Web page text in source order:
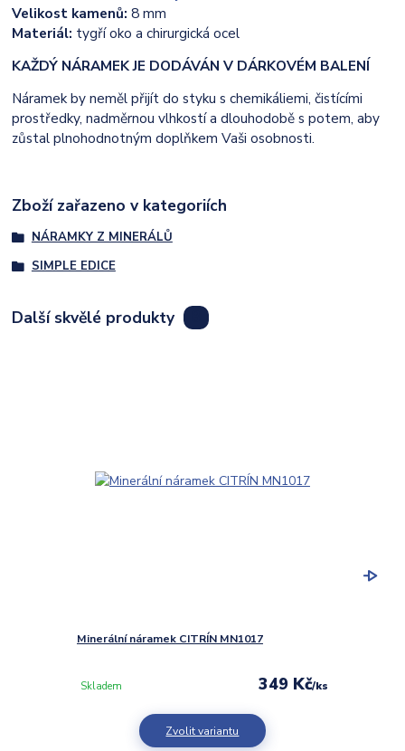
Velikost kamenů:8 mm
Materiál: tygří oko a chirurgická ocel
KAŽDÝ NÁRAMEK JE DODÁVÁN V DÁRKOVÉM BALENÍ
Náramek by neměl přijít do styku s chemikáliemi, čistícími
prostředky, nadměrnou vlhkostí a dlouhodobě s potem, aby
zůstal plnohodnotným doplňkem Vaši osobnosti.
Zboží zařazeno v kategoriích
NÁRAMKY Z MINERÁLŮ
SIMPLE EDICE
Další skvělé produkty
Minerální náramek CITRÍN MN1017
349 Kč/ks
Skladem
Zvolit variantu